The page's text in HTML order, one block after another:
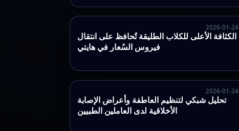
2026-01-24
الكثافة الأعلى للكلاب الطليقة تُحافظ على انتقال
فيروس السُعار في هايتي
2026-01-24
تحليل شبكي لتنظيم العاطفة وأعراض الإصابة
الأخلاقية لدى العاملين الطبيين